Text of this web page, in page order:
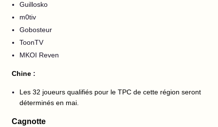
Guillosko
m0tiv
Gobosteur
ToonTV
MKOI Reven
Chine :
Les 32 joueurs qualifiés pour le TPC de cette région seront
déterminés en mai.
Cagnotte